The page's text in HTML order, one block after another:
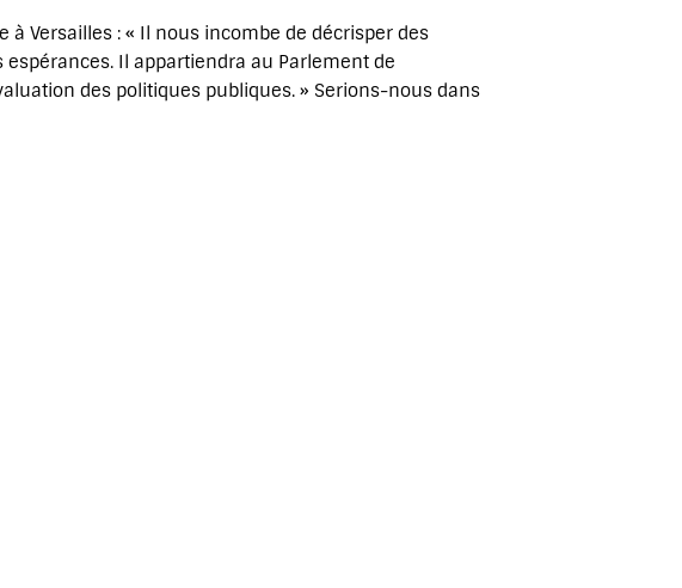
Versailles : « Il nous incombe de décrisper des
Il appartiendra au Parlement de
des politiques publiques. » Serions-nous dans